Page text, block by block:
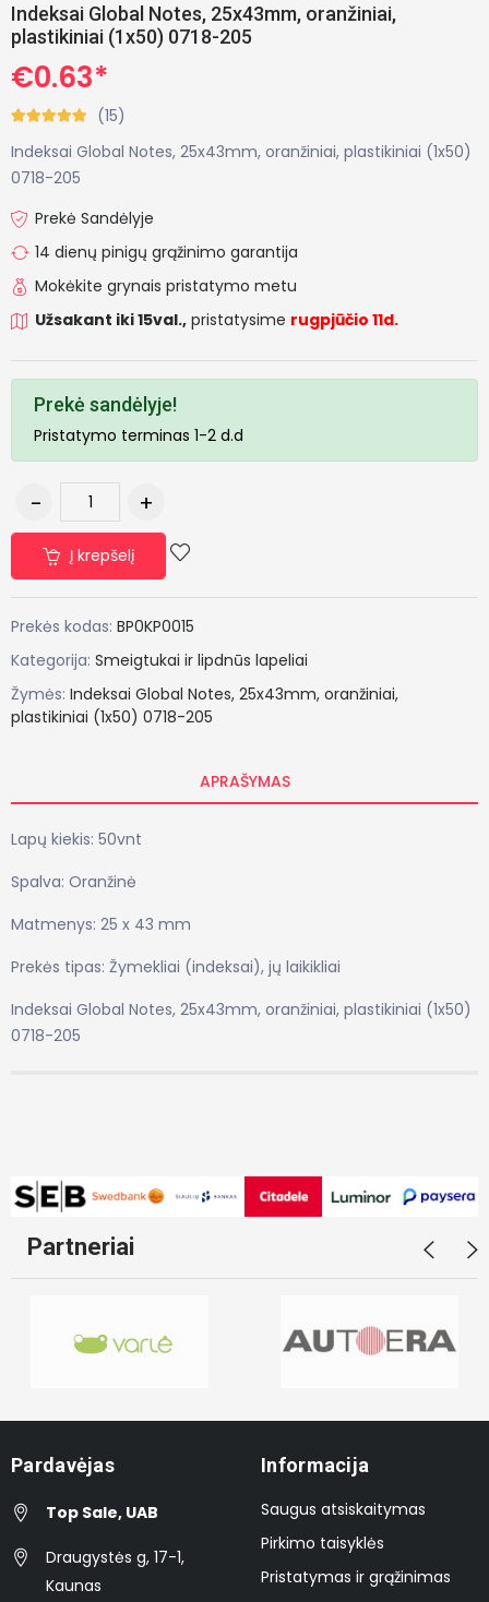
Indeksai Global Notes, 25x43mm, oranžiniai,
plastikiniai (1x50) 0718-205
€0.63*
(15)
Indeksai Global Notes, 25x43mm, oranžiniai, plastikiniai (1x50)
0718-205
Prekė Sandėlyje
14 dienų pinigų grąžinimo garantija
Mokėkite grynais pristatymo metu
Užsakant iki 15val., pristatysime rugpjūčio 11d.
Prekė sandėlyje!
Pristatymo terminas 1-2 d.d
Į krepšelį
Prekės kodas: BP0KP0015
Kategorija: Smeigtukai ir lipdnūs lapeliai
Žymės: Indeksai Global Notes, 25x43mm, oranžiniai,
plastikiniai (1x50) 0718-205
APRAŠYMAS
Lapų kiekis: 50vnt
Spalva: Oranžinė
Matmenys: 25 x 43 mm
Prekės tipas: Žymekliai (indeksai), jų laikikliai
Indeksai Global Notes, 25x43mm, oranžiniai, plastikiniai (1x50)
0718-205
Partneriai
Pardavėjas
Top Sale, UAB
Draugystės g, 17-1,
Kaunas
Informacija
Saugus atsiskaitymas
Pirkimo taisyklės
Pristatymas ir grąžinimas